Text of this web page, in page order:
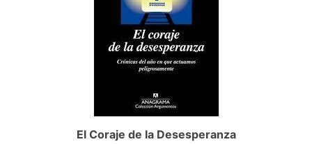
El Coraje de la Desesperanza